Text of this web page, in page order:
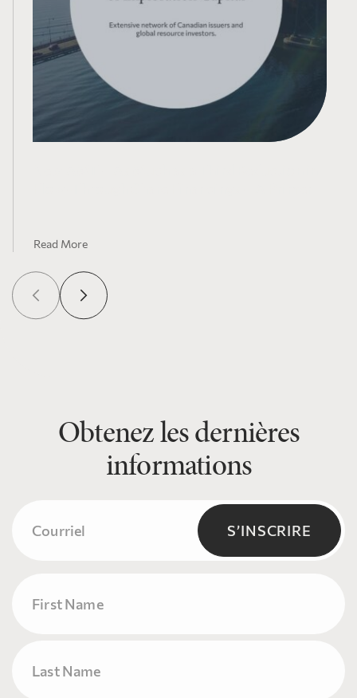
Read More
Obtenez les dernières
informations
(Nécessaire) S’INSCRIRE